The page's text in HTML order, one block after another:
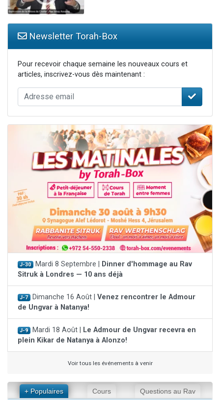
Newsletter Torah-Box
Pour recevoir chaque semaine les nouveaux cours et
articles, inscrivez-vous dès maintenant :
J-30 Mardi 8 Septembre |
Dinner d'hommage au Rav
Sitruk à Londres — 10 ans déjà
J-7 Dimanche 16 Août | Venez rencontrer le Admour
de Ungvar à Natanya!
J-9 Mardi 18 Août |
Le Admour de Ungvar recevra en
plein Kikar de Natanya à Alonzo!
Voir tous les événements à venir
+ Populaires Cours Questions au Rav